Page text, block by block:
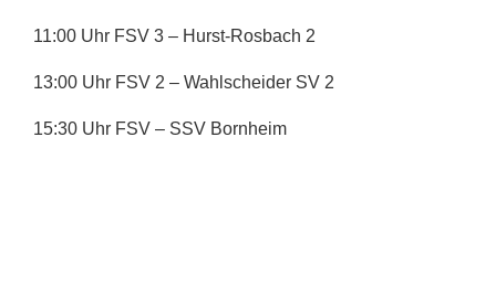
11:00 Uhr FSV 3 – Hurst-Rosbach 2
13:00 Uhr FSV 2 – Wahlscheider SV 2
15:30 Uhr FSV – SSV Bornheim